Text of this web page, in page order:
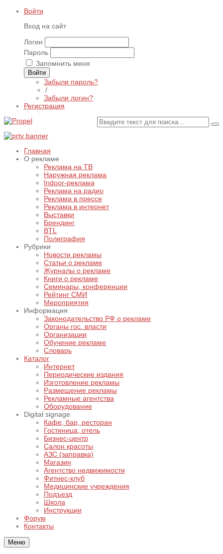
Войти
Вход на сайт
Логин
Пароль
Запомнить меня
Войти
Забыли пароль?
/
Забыли логин?
Регистрация
Главная
О рекламе
Реклама на ТВ
Наружная реклама
Indoor-реклама
Реклама на радио
Реклама в прессе
Реклама в интернет
Выставки
Брендинг
BTL
Полиграфия
Рубрики
Новости рекламы
Статьи о рекламе
Журналы о рекламе
Книги о рекламе
Семинары, конференции
Рейтинг СМИ
Мероприятия
Информация
Законодательство РФ о рекламе
Органы гос. власти
Организации
Обучение рекламе
Словарь
Каталог
Интернет
Периодические издания
Изготовление рекламы
Размещение рекламы
Рекламные агентства
Оборудование
Digital signage
Кафе, бар, ресторан
Гостиница, отель
Бизнес-центр
Салон красоты
АЗС (заправка)
Магазин
Агентство недвижимости
Фитнес-клуб
Медицинские учреждения
Подъезд
Школа
Инструкции
Форум
Контакты
Меню